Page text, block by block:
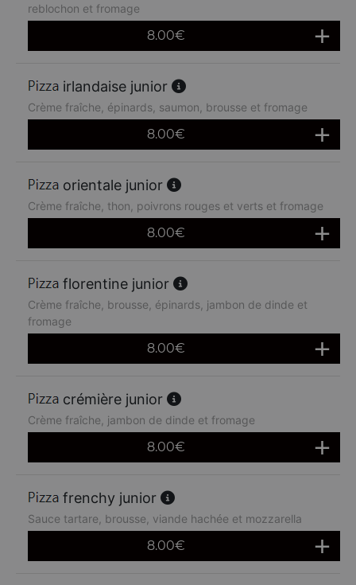
reblochon et fromage
8.00€
irlandaise junior
Crème fraîche, épinards, saumon, brousse et fromage
8.00€
orientale junior
Crème fraîche, thon, poivrons rouges et verts et fromage
8.00€
florentine junior
Crème fraîche, brousse, épinards, jambon de dinde et
fromage
8.00€
crémière junior
Crème fraîche, jambon de dinde et fromage
8.00€
frenchy junior
Sauce tartare, brousse, viande hachée et mozzarella
8.00€